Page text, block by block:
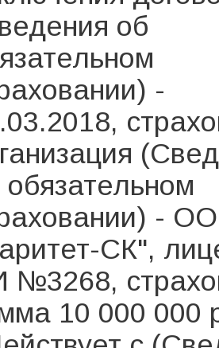
об
-
обязательном
-
СК",
№3268,
10 000 000